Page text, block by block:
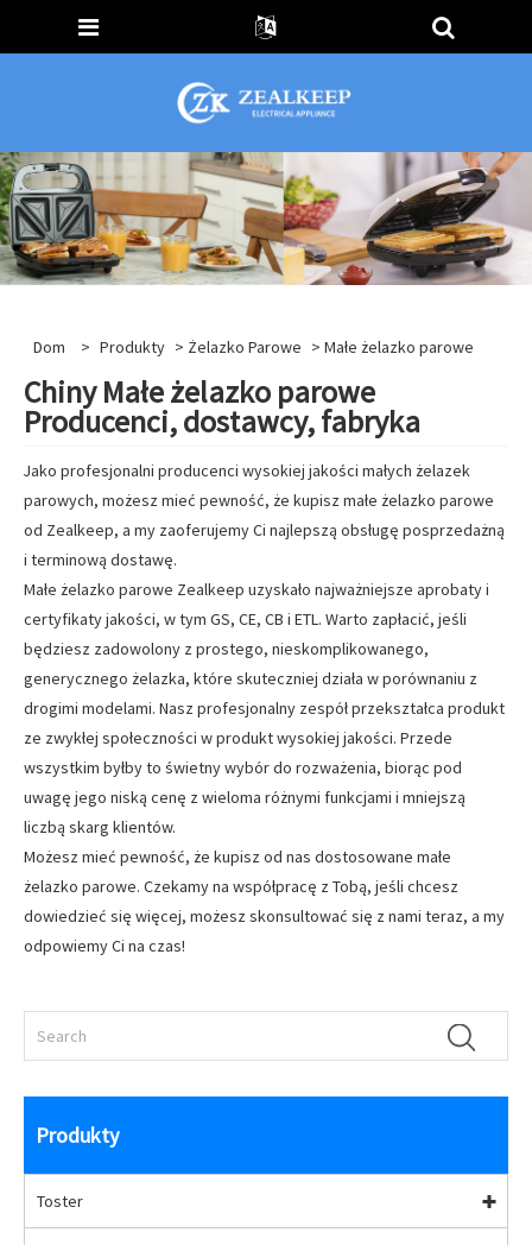
Dom > Produkty > Żelazko Parowe > Małe żelazko parowe
Chiny Małe żelazko parowe
Producenci, dostawcy, fabryka
Jako profesjonalni producenci wysokiej jakości małych żelazek
parowych, możesz mieć pewność, że kupisz małe żelazko parowe
od Zealkeep, a my zaoferujemy Ci najlepszą obsługę posprzedażną
i terminową dostawę.
Małe żelazko parowe Zealkeep uzyskało najważniejsze aprobaty i
certyfikaty jakości, w tym GS, CE, CB i ETL. Warto zapłacić, jeśli
będziesz zadowolony z prostego, nieskomplikowanego,
generycznego żelazka, które skuteczniej działa w porównaniu z
drogimi modelami. Nasz profesjonalny zespół przekształca produkt
ze zwykłej społeczności w produkt wysokiej jakości. Przede
wszystkim byłby to świetny wybór do rozważenia, biorąc pod
uwagę jego niską cenę z wieloma różnymi funkcjami i mniejszą
liczbą skarg klientów.
Możesz mieć pewność, że kupisz od nas dostosowane małe
żelazko parowe. Czekamy na współpracę z Tobą, jeśli chcesz
dowiedzieć się więcej, możesz skonsultować się z nami teraz, a my
odpowiemy Ci na czas!
Produkty
Toster